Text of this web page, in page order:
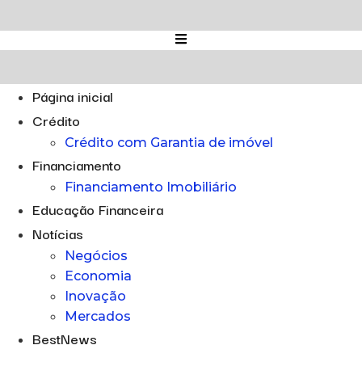
para
o
Página inicial
Crédito
Crédito com Garantia de imóvel
Financiamento
Financiamento Imobiliário
Educação Financeira
Notícias
Negócios
Economia
Inovação
Mercados
BestNews